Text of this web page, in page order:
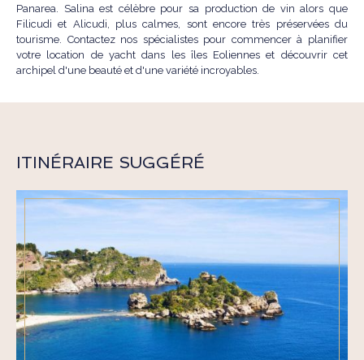
Panarea. Salina est célèbre pour sa production de vin alors que
Filicudi et Alicudi, plus calmes, sont encore très préservées du
tourisme. Contactez nos spécialistes pour commencer à planifier
votre location de yacht dans les îles Eoliennes et découvrir cet
archipel d'une beauté et d'une variété incroyables.
ITINÉRAIRE SUGGÉRÉ